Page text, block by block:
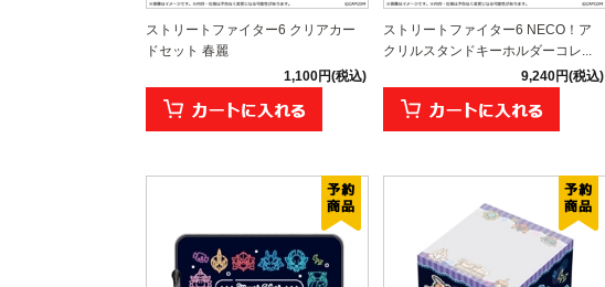
ストリートファイター6 クリアカー
ドセット 春麗
1,100円(税込)
ストリートファイター6 NECO！ア
クリルスタンドキーホルダーコレ...
9,240円(税込)